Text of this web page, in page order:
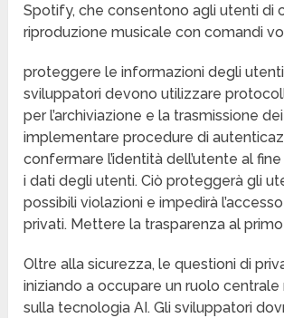
Spotify, che consentono agli utenti di
riproduzione musicale con comandi
proteggere le informazioni degli
sviluppatori devono utilizzare
per l’archiviazione e la trasmissione
implementare procedure di
confermare l’identità dell’utente al
i dati degli utenti. Ciò proteggerà gli
possibili violazioni e impedirà
privati. Mettere la trasparenza al
Oltre alla sicurezza, le questioni di
iniziando a occupare un ruolo centrale
sulla tecnologia AI. Gli sviluppatori